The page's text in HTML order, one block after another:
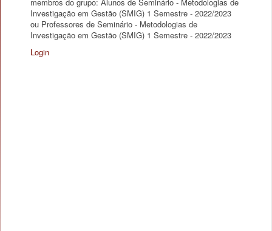
Investigação em Gestão (SMIG) 1 Semestre - 2022/2023
ou Professores de Seminário - Metodologias de
Investigação em Gestão (SMIG) 1 Semestre - 2022/2023
Login